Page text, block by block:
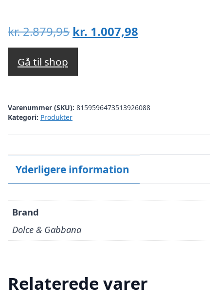
kr.2.879,95 Den
oprindelige
var:
kr. 2.879,95.
kr. 1.007,98
kr. 1.007,98.
Gå til shop
Varenummer (SKU): 8159596473513926088
Kategori: Produkter
Yderligere information
Brand
Dolce & Gabbana
Relaterede varer